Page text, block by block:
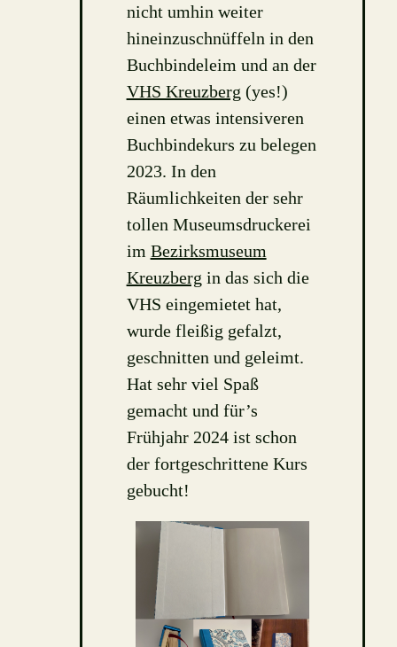
nicht umhin weiter
hineinzuschnüffeln in den
Buchbindeleim und an der
VHS Kreuzberg (yes!)
einen etwas intensiveren
Buchbindekurs zu belegen
2023. In den
Räumlichkeiten der sehr
tollen Museumsdruckerei
im Bezirksmuseum
Kreuzberg in das sich die
VHS eingemietet hat,
wurde fleißig gefalzt,
geschnitten und geleimt.
Hat sehr viel Spaß
gemacht und für’s
Frühjahr 2024 ist schon
der fortgeschrittene Kurs
gebucht!